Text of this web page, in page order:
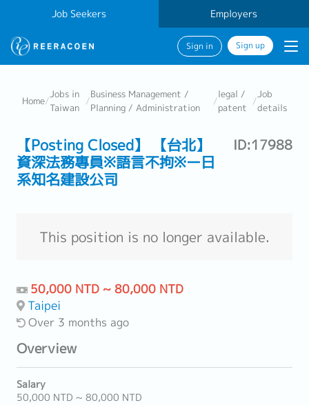
Job Seekers Employers
Sign in Sign up
Home/
Jobs in
Taiwan
/
Business Management /
Planning / Administration
/
legal /
patent
/
Job
details
【Posting Closed】 【台北】
資深法務專員※語言不拘※ー日
系知名建設公司
ID:17988
This position is no longer available.
50,000 NTD ~ 80,000 NTD
Taipei
Over 3 months ago
Overview
Salary
50,000 NTD ~ 80,000 NTD